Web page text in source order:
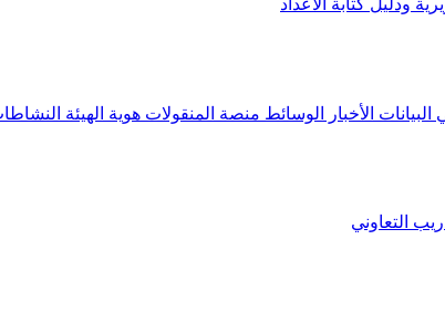
ودليل كتابة الأعداد
البيانات الأخبار الوسائط منصة المنقولات هوية الهيئة
التعاوني